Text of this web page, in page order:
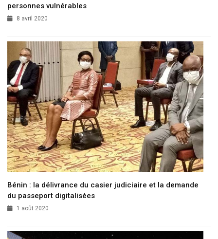
personnes vulnérables
8 avril 2020
Bénin : la délivrance du casier judiciaire et la demande
du passeport digitalisées
1 août 2020